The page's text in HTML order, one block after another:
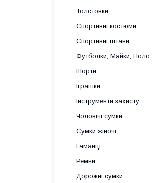
Толстовки
Спортивні костюми
Спортивні штани
Футболки, Майки, Поло
Шорти
Іграшки
Інструменти захисту
Чоловічі сумки
Сумки жіночі
Гаманці
Ремни
Дорожні сумки